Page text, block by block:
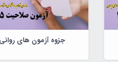
جزوه آزمون های روانی